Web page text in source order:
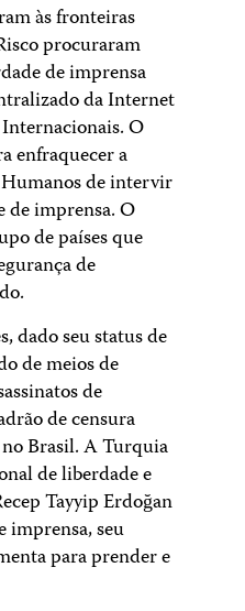
às fronteiras
procuraram
de imprensa
da Internet
O
enfraquecer a
de intervir
de imprensa. O
de países que
de
dado seu status de
de meios de
de
de censura
Brasil. A Turquia
de liberdade e
Tayyip Erdoğan
imprensa, seu
para prender e